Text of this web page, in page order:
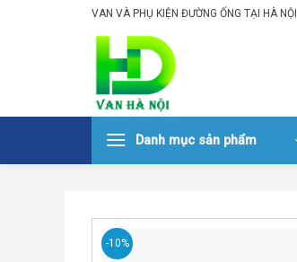
VAN VÀ PHỤ KIỆN ĐƯỜNG ỐNG TẠI HÀ NỘI
Danh mục sản phẩm
-10%